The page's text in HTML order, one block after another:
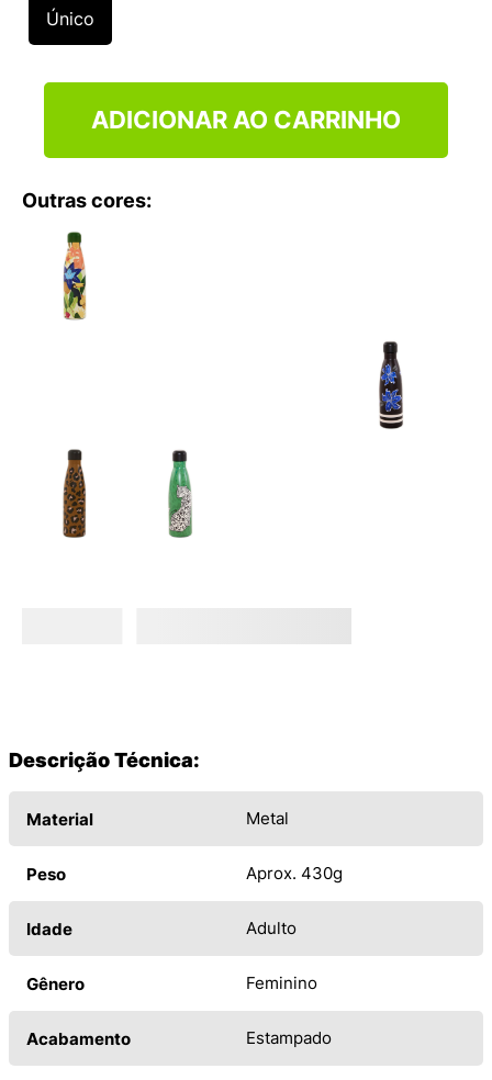
Único
ADICIONAR AO CARRINHO
Outras cores:
Descrição Técnica:
Material Metal
Peso Aprox. 430g
Idade Adulto
Gênero Feminino
Acabamento Estampado
º
VEJA COUNTRY
10º NEW 530